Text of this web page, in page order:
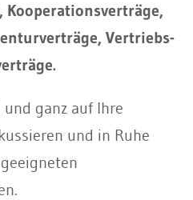
Kooperationsverträge,
Vertriebs-
und ganz auf Ihre
und in Ruhe